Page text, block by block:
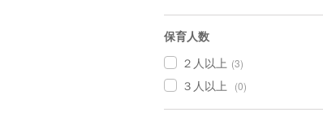
保育人数
２人以上 (3)
３人以上 (0)